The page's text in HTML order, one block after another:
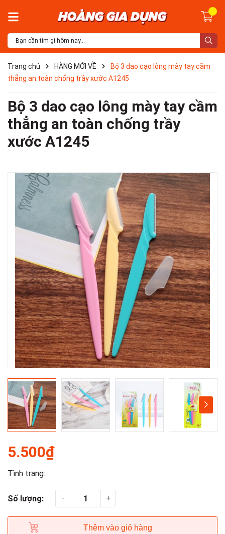
Trang chủ HÀNG MỚI VỀ
Bộ 3 dao cạo lông mày tay cầm
thẳng an toàn chống trầy xước A1245
Bộ 3 dao cạo lông mày tay cầm
thẳng an toàn chống trầy
xước A1245
5.500₫
Tình trạng:
Số lượng: - +
Thêm vào giỏ hàng